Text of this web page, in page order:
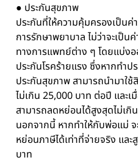
● ประกันสุขภาพ
ประกันที่ให้ความคุ้มครองเป็นค่
การรักษาพยาบาล ไม่ว่าจะเป็
ทางการแพทย์ต่าง ๆ โดยแบ่ง
ประกันโรคร้ายแรง ซึ่งหากทำ
ประกันสุขภาพ สามารถนำมาใ
ไม่เกิน 25,000 บาท ต่อปี และ
สามารถลดหย่อนได้สูงสุดไม่เกิ
นอกจากนี้ หากทำให้กับพ่อแม่ จ
หย่อนภาษีได้เท่าที่จ่ายจริง แล
บาท